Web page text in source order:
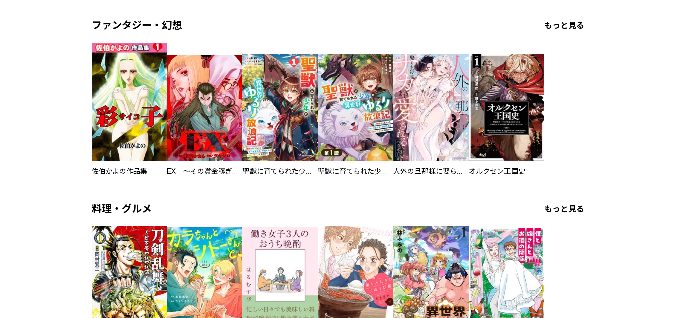
ファンタジー・幻想 もっと見る
佐伯かよの作品集 EX ～その賞金稼ぎは、世界の出口を探す～【単行本版】 聖獣に育てられた少年の異世界ゆるり放浪記～神様からもらったチート魔法で、仲間たちとスローライフを満喫中～ 聖獣に育てられた少年の異世界ゆるり放浪記～神様からもらったチート魔法で、仲間たちとスローライフを満喫中～【分冊版】 人外の旦那様に娶られ毎晩ナカまで愛される…。アンソロジー オルクセン王国史
料理・グルメ もっと見る